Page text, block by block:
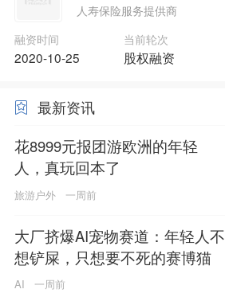
人寿保险服务提供商
融资时间
2020-10-25
当前轮次
股权融资
最新资讯
花8999元报团游欧洲的年轻
人，真玩回本了
旅游户外 一周前
大厂挤爆AI宠物赛道：年轻人不
想铲屎，只想要不死的赛博猫
咪？
AI 一周前